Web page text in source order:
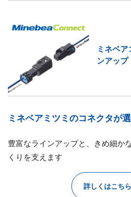
ミネベア
ンアップ
ミネベアミツミのコネクタが
豊富なラインアップと、きめ細か
くりを支えます
詳しくはこちら